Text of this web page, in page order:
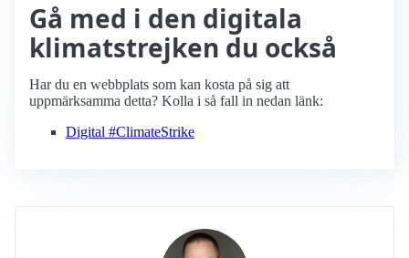
Gå med i den digitala
klimatstrejken du också
Har du en webbplats som kan kosta på sig att
uppmärksamma detta? Kolla i så fall in nedan länk:
Digital #ClimateStrike